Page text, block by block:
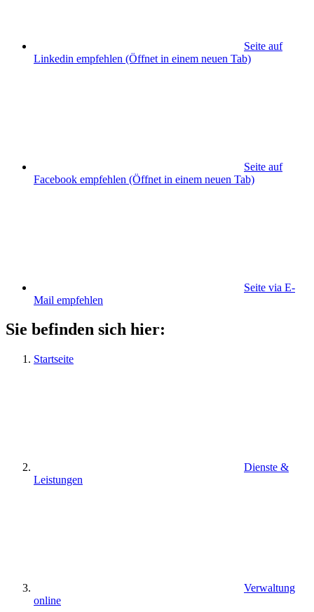
Seite auf
Linkedin empfehlen (Öffnet in einem neuen Tab)
Seite auf
Facebook empfehlen (Öffnet in einem neuen Tab)
Seite via E-
Mail empfehlen
Sie befinden sich hier:
Startseite
Dienste &
Leistungen
Verwaltung
online